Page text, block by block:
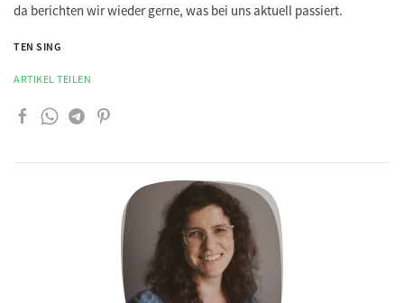
da berichten wir wieder gerne, was bei uns aktuell passiert.
TEN SING
ARTIKEL TEILEN